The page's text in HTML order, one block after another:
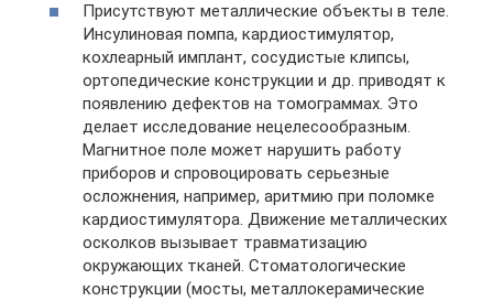
Присутствуют металлические объекты в теле.
Инсулиновая помпа, кардиостимулятор,
кохлеарный имплант, сосудистые клипсы,
ортопедические конструкции и др. приводят к
появлению дефектов на томограммах. Это
делает исследование нецелесообразным.
Магнитное поле может нарушить работу
приборов и спровоцировать серьезные
осложнения, например, аритмию при поломке
кардиостимулятора. Движение металлических
осколков вызывает травматизацию
окружающих тканей. Стоматологические
конструкции (мосты, металлокерамические